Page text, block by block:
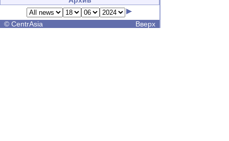
© CentrAsia Вверх